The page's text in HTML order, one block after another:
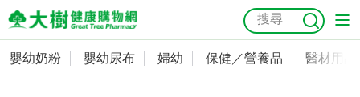
嬰幼奶粉
會員資料及密碼修改
嬰幼奶粉 嬰幼尿布 婦幼 保健／營養品 醫材用品